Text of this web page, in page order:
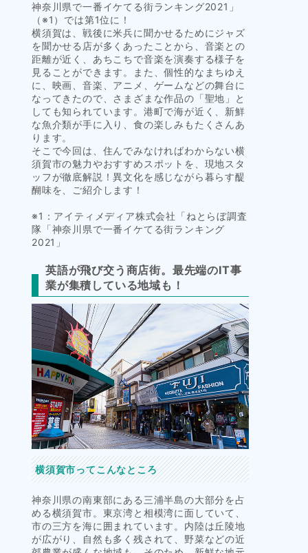
神奈川県で一番イケてる街ランキング2021」
（※1）では第1位に！
横須賀は、戦後に米兵に聞かせるためにジャズ
を聞かせる店が多くあったことから、音楽との
距離が近く、あちこちで音楽を演奏する様子を
見ることができます。また、個性的なまちゆえ
に、映画、音楽、アニメ、ゲームなどの舞台に
なってきたので、さまざまな作品の「聖地」と
しても知られています。港町で海が近く、新鮮
な魚介類が手に入り、食の楽しみもたくさんあ
ります。
そこで今回は、住んでみなければわからない横
須賀市の魅力やおすすめスポットを、現地スタ
ッフが徹底解説！異文化を感じながら暮らす醍
醐味を、ご紹介します！
※1：アイティメディア株式会社「ねとらぼ調査
隊「神奈川県で一番イケてる街ランキング
2021」
英語が飛び交う商店街。最先端のIT事
業が集積している地域も！
横須賀市ってこんなところ
神奈川県の南東部にある三浦半島の大部分を占
める横須賀市。東京湾と相模湾に面していて、
市の三方を海に囲まれています。内陸は丘陵地
が広がり、自然も多く残されて、野菜などの近